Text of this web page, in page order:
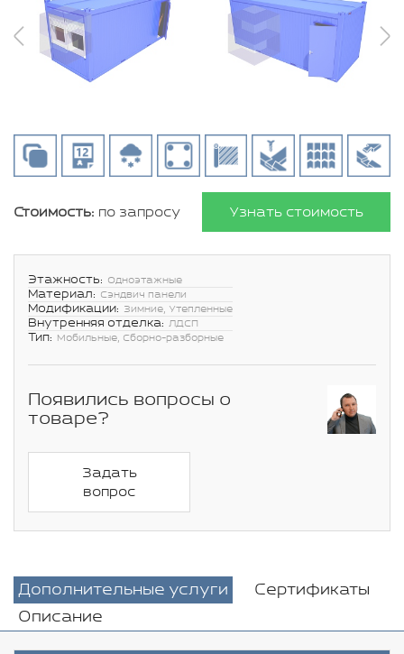
Стоимость: по запросу Узнать стоимость
Этажность: Одноэтажные
Материал: Сэндвич панели
Модификации: Зимние, Утепленные
Внутренняя отделка: ЛДСП
Тип: Мобильные, Сборно-разборные
Появились вопросы о
товаре?
Задать
вопрос
Дополнительные услуги
Сертификаты
Описание